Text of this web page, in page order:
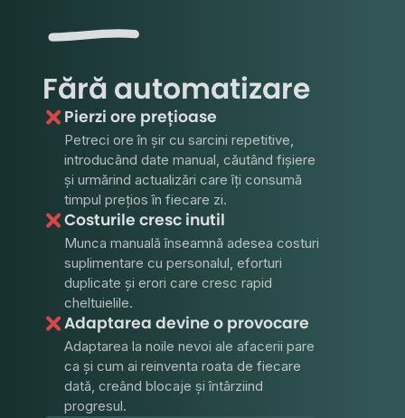
Fără automatizare
Pierzi ore prețioase
Petreci ore în șir cu sarcini repetitive,
introducând date manual, căutând fișiere
și urmărind actualizări care îți consumă
timpul prețios în fiecare zi.
Costurile cresc inutil
Munca manuală înseamnă adesea costuri
suplimentare cu personalul, eforturi
duplicate și erori care cresc rapid
cheltuielile.
Adaptarea devine o provocare
Adaptarea la noile nevoi ale afacerii pare
ca și cum ai reinventa roata de fiecare
dată, creând blocaje și întârziind
progresul.